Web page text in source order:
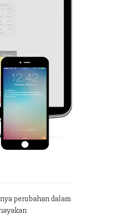
perubahan dalam